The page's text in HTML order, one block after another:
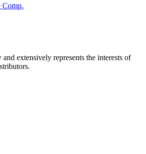
Comp.
extensively represents the interests of